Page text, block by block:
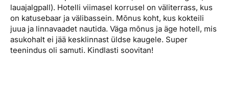
lauajalgpall). Hotelli viimasel korrusel on väliterrass, kus
on katusebaar ja välibassein. Mõnus koht, kus kokteili
juua ja linnavaadet nautida. Väga mõnus ja äge hotell, mis
asukohalt ei jää kesklinnast üldse kaugele. Super
teenindus oli samuti. Kindlasti soovitan!